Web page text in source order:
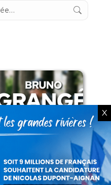
de l’usage des
X